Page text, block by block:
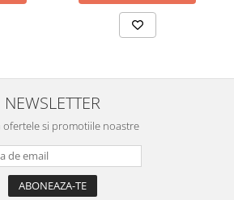
NEWSLETTER
ofertele si promotiile noastre